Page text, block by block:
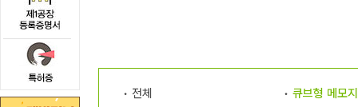
전체 큐브형 메모